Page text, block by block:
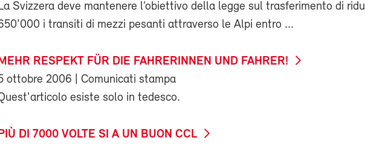
Svizzera deve mantenere l’obiettivo della legge sul trasferimento di
i transiti di mezzi pesanti attraverso le Alpi entro ...
RESPEKT FÜR DIE FAHRERINNEN UND FAHRER!
ottobre 2006 | Comunicati stampa
esiste solo in tedesco.
DI 7000 VOLTE SI A UN BUON CCL